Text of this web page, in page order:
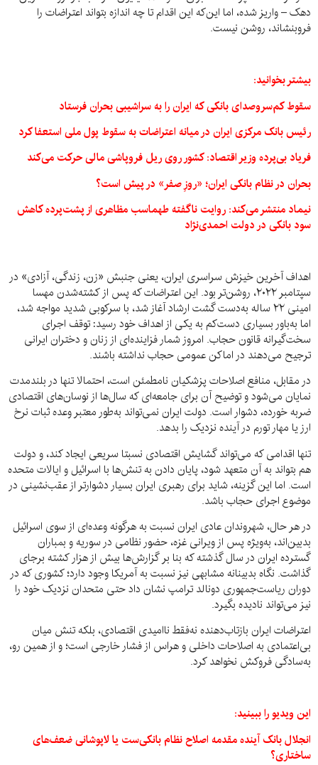
دهک – واریز شده، اما این‌که این اقدام تا چه اندازه بتواند اعتراضات را
فروبنشاند، روشن نیست.
بیشتر بخوانید:
سقوط کم‌سروصدای بانکی که ایران را به سراشیبی بحران فرستاد
رئیس بانک مرکزی ایران در میانه اعتراضات به سقوط پول ملی استعفا کرد
فریاد بی‌پرده وزیر اقتصاد: کشور روی ریل فروپاشی مالی حرکت می‌کند
بحران در نظام بانکی ایران؛ «روزِ صفر» در پیش است؟
نیماد منتشر می‌کند: روایت ناگفته طهماسب مظاهری از پشت‌پرده کاهش
سود بانکی در دولت احمدی‌نژاد
اهداف آخرین خیزش سراسری ایران، یعنی جنبش «زن، زندگی، آزادی» در
سپتامبر ۲۰۲۲، روشن‌تر بود. این اعتراضات که پس از کشته‌شدن مهسا
امینی ۲۲ ساله به‌دست گشت ارشاد آغاز شد، با سرکوبی شدید مواجه شد،
اما به‌باور بسیاری دست‌کم به یکی از اهداف خود رسید: توقف اجرای
سخت‌گیرانه قانون حجاب. امروز شمار فزاینده‌ای از زنان و دختران ایرانی
ترجیح می‌دهند در اماکن عمومی حجاب نداشته باشند.
در مقابل، منافع اصلاحات پزشکیان نامطمئن است، احتمالا تنها در بلندمدت
نمایان می‌شود و توضیح آن برای جامعه‌ای که سال‌ها از نوسان‌های اقتصادی
ضربه خورده، دشوار است. دولت ایران نمی‌تواند به‌طور معتبر وعده ثبات نرخ
ارز یا مهار تورم در آینده نزدیک را بدهد.
تنها اقدامی که می‌تواند گشایش اقتصادی نسبتا سریعی ایجاد کند، و دولت
هم بتواند به آن متعهد شود، پایان دادن به تنش‌ها با اسرائیل و ایالات متحده
است. اما این گزینه، شاید برای رهبری ایران بسیار دشوارتر از عقب‌نشینی در
موضوع اجرای حجاب باشد.
در هر حال، شهروندان عادی ایران نسبت به هرگونه وعده‌ای از سوی اسرائیل
بدبین‌اند، به‌ویژه پس از ویرانی غزه، حضور نظامی در سوریه و بمباران
گسترده ایران در سال گذشته که بنا بر گزارش‌ها بیش از هزار کشته برجای
گذاشت. نگاه بدبینانه مشابهی نیز نسبت به آمریکا وجود دارد؛ کشوری که در
دوران ریاست‌جمهوری دونالد ترامپ نشان داد حتی متحدان نزدیک خود را
نیز می‌تواند نادیده بگیرد.
اعتراضات ایران بازتاب‌دهنده نه‌فقط ناامیدی اقتصادی، بلکه تنش میان
بی‌اعتمادی به اصلاحات داخلی و هراس از فشار خارجی است؛ و از همین رو،
به‌سادگی فروکش نخواهد کرد.
این ویدیو را ببینید:
انجلال بانک آینده مقدمه اصلاح نظام بانکی‌ست یا لاپوشانی ضعف‌های
ساختاری؟